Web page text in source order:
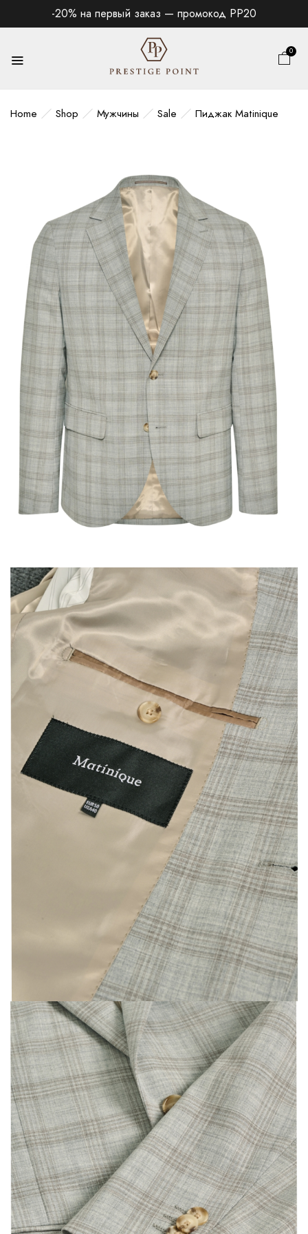
-20% на первый заказ — промокод PP20
0
Home Shop Мужчины Sale Пиджак Matinique